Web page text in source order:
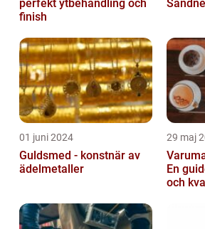
perfekt ytbehandling och
finish
01 juni 2024
Guldsmed - konstnär av
ädelmetaller
29 maj
En
och